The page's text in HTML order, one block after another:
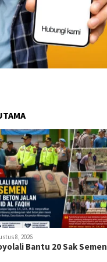
8, 2026
Bantu 20 Sak Semen